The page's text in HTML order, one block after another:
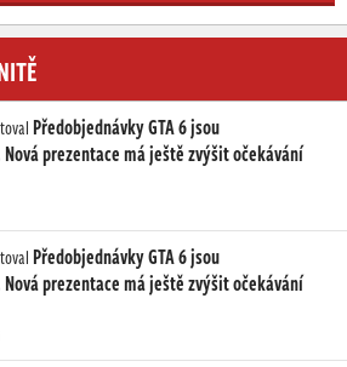
Předobjednávky GTA 6 jsou
prezentace má ještě zvýšit očekávání
Předobjednávky GTA 6 jsou
prezentace má ještě zvýšit očekávání